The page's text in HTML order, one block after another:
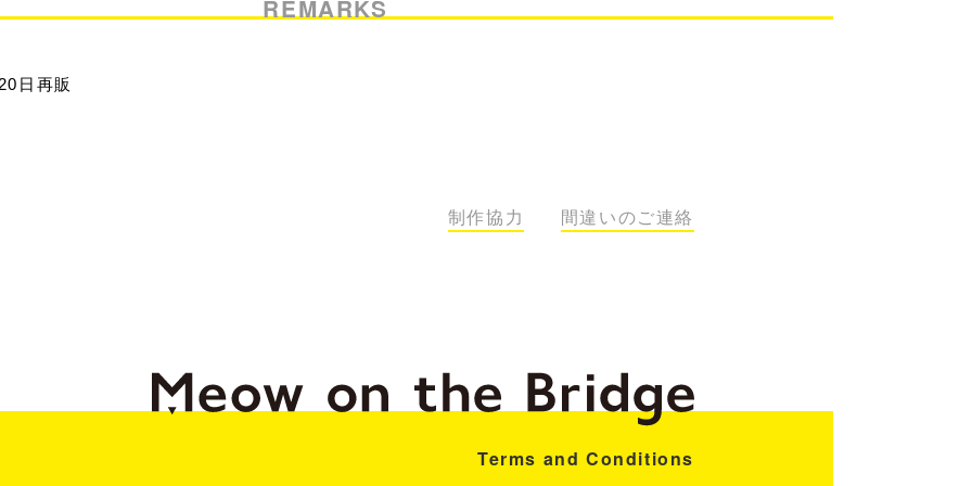
REMARKS
日再販
制作協力 間違いのご連絡
Terms and Conditions